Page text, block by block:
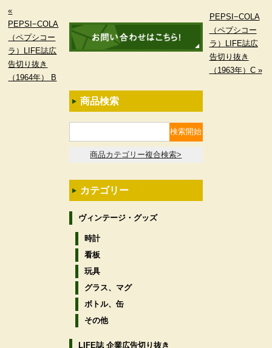
«
PEPSI−COLA
（ペプシコー
ラ）LIFE誌広
告切り抜き
（1964年） B
PEPSI−COLA
（ペプシコー
ラ）LIFE誌広
告切り抜き
（1963年）C »
商品検索
商品カテゴリー複合検索>
カテゴリー
ヴィンテージ・グッズ
時計
看板
玩具
グラス、マグ
ボトル、缶
その他
LIFE誌 企業広告切り抜き